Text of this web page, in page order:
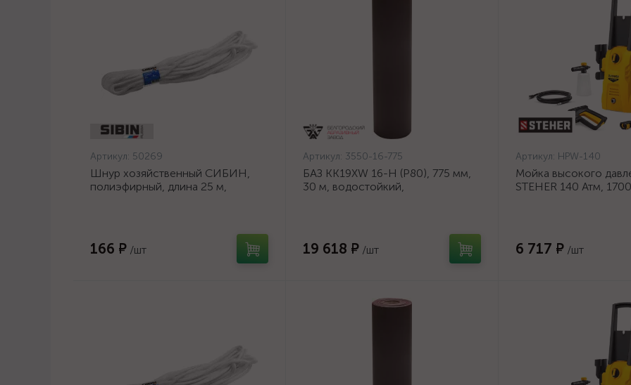
Артикул: 50269
Шнур хозяйственный СИБИН,
полиэфирный, длина 25 м,
166 ₽ /шт
Артикул: 3550-16-775
БАЗ KK19XW 16-H (Р80), 775 мм,
30 м, водостойкий,
19 618 ₽ /шт
Артикул: HPW-140
Мойка высокого
STEHER 140 Атм,
6 717 ₽ /шт